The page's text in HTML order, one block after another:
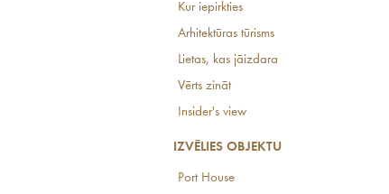
Kur iepirkties
Arhitektūras tūrisms
Lietas, kas jāizdara
Vērts zināt
Insider's view
IZVĒLIES OBJEKTU
Port House